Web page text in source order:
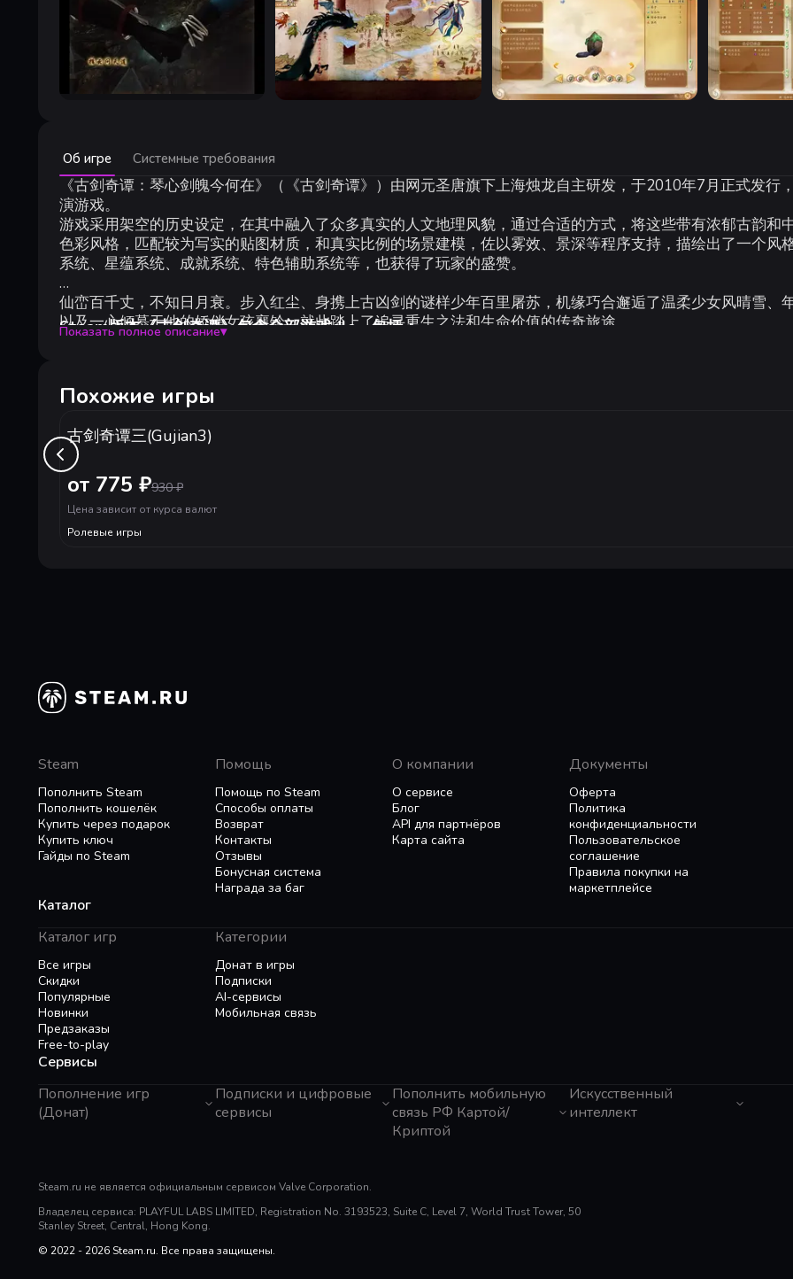
Об игре Системные требования
《古剑奇谭：琴心剑魄今何在》（《古剑奇谭》）由网元圣唐旗下上海烛龙自主研发，于2010年7月正式发
演游戏。
游戏采用架空的历史设定，在其中融入了众多真实的人文地理风貌，通过合适的方式，将这些带有浓郁古韵和
色彩风格，匹配较为写实的贴图材质，和真实比例的场景建模，佐以雾效、景深等程序支持，描绘出了一个
系统、星蕴系统、成就系统、特色辅助系统等，也获得了玩家的盛赞。
仙峦百千丈，不知日月衰。步入红尘、身携上古凶剑的谜样少年百里屠苏，机缘巧合邂逅了温柔少女风晴雪、
以及一心倾慕于他的娇俏女孩襄铃，就此踏上了追寻重生之法和生命价值的传奇旅途。
一缕由上古时代流传至今的袅袅仙音，远古宏伟的神秘遗迹、梦幻美丽的公主，那远去的沧海桑田、芬芳的梦
Steam版本《古剑奇谭》包含全部游戏dlc，包括：
3. 彼岸浮灯
4. 醉梦江湖
Показать полное описание▾
Минимальные:
Минимальные:
ОС *:Windows 2000/ XP/ VISTA32/ VISTA64/Win7 32/Win7 64（简体中文版）
Процессор:
Оперативная память:1 GB ОЗУ
Видеокарта: nVidia Geforce 6600/ATI X1000系列（须支持DX9.0C及SM3.0的显示芯片）
DirectX:версии 9.0c
Место на диске:15 GB
Звуковая карта:
Direct Sound 兼容声卡
Дополнительно:鼠标（必备）、键盘（必备）
ОС *:Windows 2000/ XP/
Оперативная память:2 GB ОЗУ
Видеокарта:nVidia Geforce 8600/
DirectX:версии 9.0c
Дополнительно:鼠标（必备）、键
Похожие игры
古剑奇谭三(Gujian3)
от 775 ₽930 ₽
Цена зависит от курса валют
Ролевые игры
Steam
Пополнить Steam
Пополнить кошелёк
Купить через подарок
Купить ключ
Гайды по Steam
Помощь
Помощь по Steam
Способы оплаты
Возврат
Контакты
Отзывы
Бонусная система
Награда за баг
О компании
О сервисе
Блог
API для партнёров
Карта сайта
Документы
Оферта
Политика
конфиденциальности
Пользовательское
соглашение
Правила покупки на
маркетплейсе
Каталог
Каталог игр
Все игры
Скидки
Популярные
Новинки
Предзаказы
Free-to-play
Категории
Донат в игры
Подписки
AI-сервисы
Мобильная связь
Сервисы
Пополнение игр
(Донат)
Genshin Impact
Super SUS
PUBG Mobile
Free Fire
Whiteout Survival
Подписки и цифровые
сервисы
Telegram Премиум
Rewarble
Razer Gold
Poppo Live
Пополнить мобильную
связь РФ Картой/
Криптой
Beeline (Казахстан)
Искусственный
интеллект
Perplexity
Suno AI
Steam.ru не является официальным сервисом Valve Corporation.
Владелец сервиса: PLAYFUL LABS LIMITED, Registration No. 3193523, Suite C, Level 7, World Trust Tower, 50
Stanley Street, Central, Hong Kong.
© 2022 - 2026 Steam.ru. Все права защищены.